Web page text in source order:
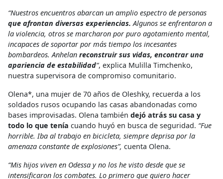
“Nuestros encuentros abarcan un amplio espectro de personas
que afrontan diversas experiencias. Algunos se enfrentaron a
la violencia, otros se marcharon por puro agotamiento mental,
incapaces de soportar por más tiempo los incesantes
bombardeos. Anhelan reconstruir sus vidas, encontrar una
apariencia de estabilidad“, explica Mulilla Timchenko,
nuestra supervisora de compromiso comunitario.
Olena*, una mujer de 70 años de Oleshky, recuerda a los
soldados rusos ocupando las casas abandonadas como
bases improvisadas. Olena también dejó atrás su casa y
todo lo que tenía cuando huyó en busca de seguridad. “Fue
horrible. Iba al trabajo en bicicleta, siempre deprisa por la
amenaza constante de explosiones”, cuenta Olena.
“Mis hijos viven en Odessa y no los he visto desde que se
intensificaron los combates. Lo primero que quiero hacer